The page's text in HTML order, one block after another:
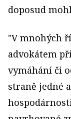
doposud
"V mnohých
advokátem
vymáhání či
straně jedné